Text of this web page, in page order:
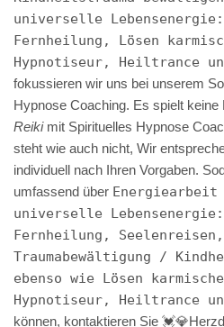
universelle
Fernheilung, Lösen
Hypnotiseur, Heiltrance
fokussieren wir uns bei unserem
Hypnose Coaching. Es spielt keine
Reikimit Spirituelles Hypnose
steht wie auch nicht, Wir
individuell nach Ihren Vorgaben.
umfassend über
universelle
Fernheilung,
Traumabewältigung /
ebenso wie Lösen
Hypnotiseur, Heiltrance
können, kontaktieren Sie